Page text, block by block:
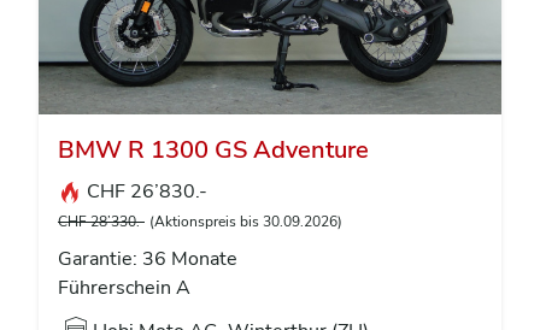
BMW R 1300 GS Adventure
CHF 26’830.-
CHF 28’330.- (Aktionspreis bis 30.09.2026)
Garantie: 36 Monate
Führerschein A